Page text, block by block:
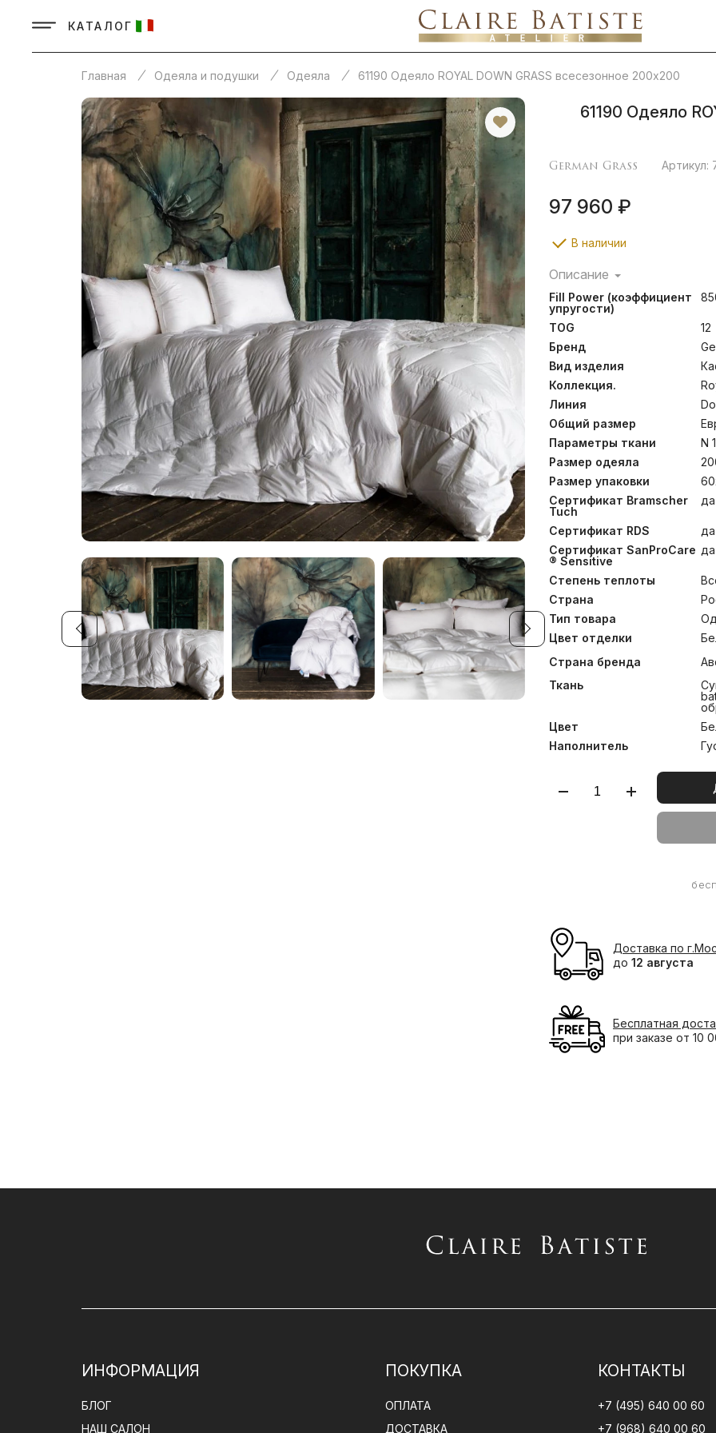
КАТАЛОГ
Главная Одеяла и подушки Одеяла 61190 Одеяло ROYAL DOWN GRASS всесезонное 200х200
61190 Одеяло
German Grass Артикул:
97 960 ₽
В наличии
Описание
Город Бра́мше в
поселения способы
производителям во всем
маркировка «Bramscher
качества в индустрии. Ей
Down Grass, указывая на
мако-батист (Mako-ultra
хлопка, прошедший
Sensitive, позволяет
мягкости». Ткани
– стандарту
для эксклюзивной
“Экстра” повышенной
весе он обладает
теплоизоляционной
гигиенических свойств,
озонирования Ozone Pure
Fill Power (коэффициент
упругости)
TOG
12
Бренд
Вид изделия
Коллекция.
Линия
Общий размер
Параметры ткани
N
Размер одеяла
Размер упаковки
Сертификат Bramscher
Tuch
да
Сертификат RDS
да
Сертификат SanProCare
® Sensitive
да
Степень теплоты
Страна
Тип товара
Цвет отделки
Страна бренда
Ткань
Цвет
Наполнитель
Доставка по
до 12 августа
Бесплатная
при заказе от 10
ИНФОРМАЦИЯ
БЛОГ
НАШ САЛОН
ПОКУПКА
ОПЛАТА
ДОСТАВКА
КОНТАКТЫ
+7 (495) 640 00 60
+7 (968) 640 00 60